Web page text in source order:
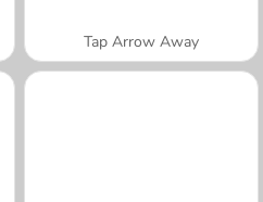
Tap Arrow Away